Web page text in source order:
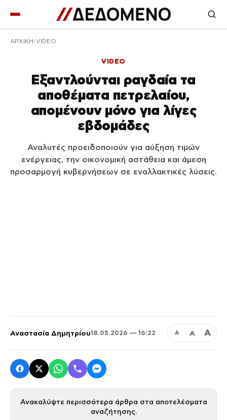
ΑΡΧΙΚΉ VIDEO
VIDEO
Εξαντλούνται ραγδαία τα
αποθέματα πετρελαίου,
απομένουν μόνο για λίγες
εβδομάδες
Αναλυτές προειδοποιούν για αύξηση τιμών
ενέργειας, την οικονομική αστάθεια και άμεση
προσαρμογή κυβερνήσεων σε εναλλακτικές λύσεις.
Αναστασία Δημητρίου18.05.2026 — 16:22 Α Α Α
Ανακαλύψτε περισσότερα άρθρα στα αποτελέσματα
αναζήτησης.